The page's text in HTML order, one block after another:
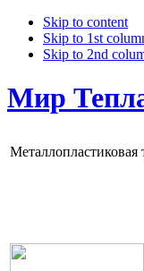
Skip to content
Skip to 1st
Skip to 2nd
Мир
Металлопластиковая